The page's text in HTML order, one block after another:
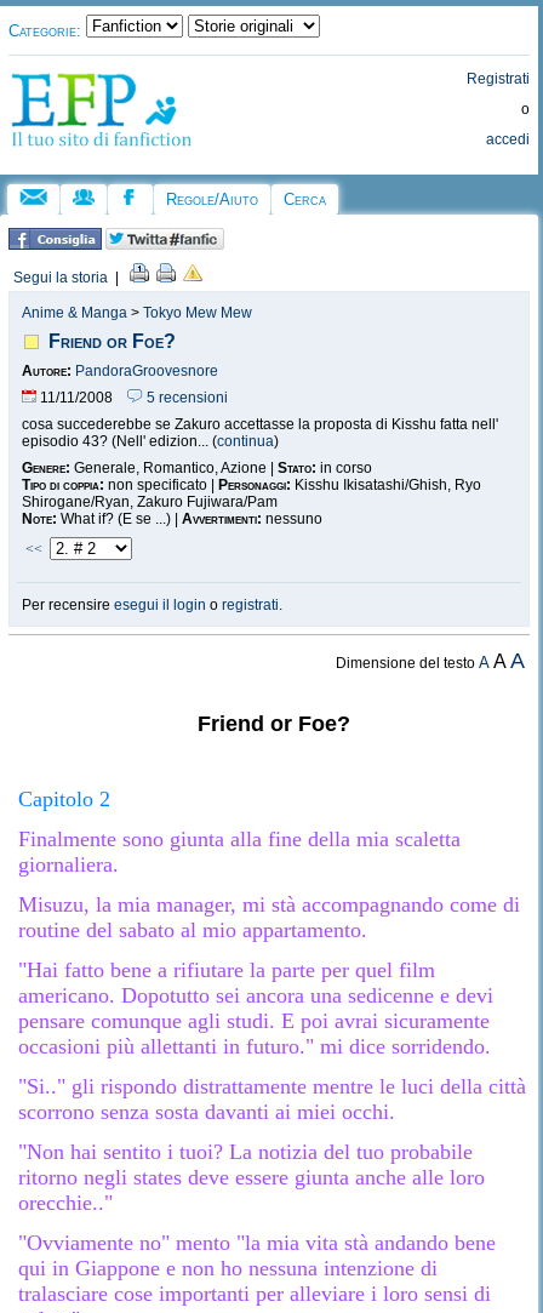
Categorie:
Registrati
o
accedi
Regole/Aiuto Cerca
Segui la storia
Anime & Manga > Tokyo Mew Mew
Friend or Foe?
Autore: PandoraGroovesnore
11/11/2008
5 recensioni
cosa succederebbe se Zakuro accettasse la proposta di Kisshu fatta nell'
episodio 43? (Nell' edizion... (continua)
Genere: Generale, Romantico, Azione | Stato: in corso
Tipo di coppia: non specificato | Personaggi: Kisshu Ikisatashi/Ghish, Ryo
Shirogane/Ryan, Zakuro Fujiwara/Pam
Note: What if? (E se ...) | Avvertimenti: nessuno
<<
Per recensire esegui il login o registrati.
Dimensione del testoA AA
Friend or Foe?
Capitolo 2
Finalmente sono giunta alla fine della mia scaletta
giornaliera.
Misuzu, la mia manager, mi stà accompagnando come di
routine del sabato al mio appartamento.
"Hai fatto bene a rifiutare la parte per quel film
americano. Dopotutto sei ancora una sedicenne e devi
pensare comunque agli studi. E poi avrai sicuramente
occasioni più allettanti in futuro." mi dice sorridendo.
"Si.." gli rispondo distrattamente mentre le luci della città
scorrono senza sosta davanti ai miei occhi.
"Non hai sentito i tuoi? La notizia del tuo probabile
ritorno negli states deve essere giunta anche alle loro
orecchie.."
"Ovviamente no" mento "la mia vita stà andando bene
qui in Giappone e non ho nessuna intenzione di
tralasciare cose importanti per alleviare i loro sensi di